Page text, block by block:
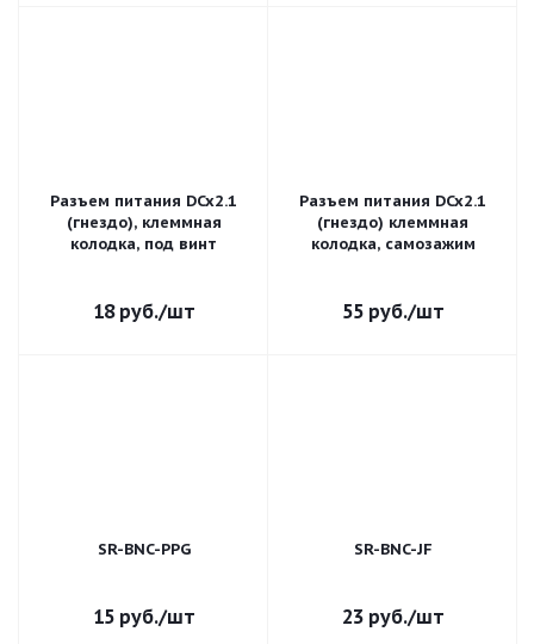
Разъем питания DCx2.1
(гнездо), клеммная
колодка, под винт
18руб./шт
Разъем питания DCx2.1
(гнездо) клеммная
колодка, самозажим
55руб./шт
SR-BNC-PPG
15руб./шт
SR-BNC-JF
23руб./шт